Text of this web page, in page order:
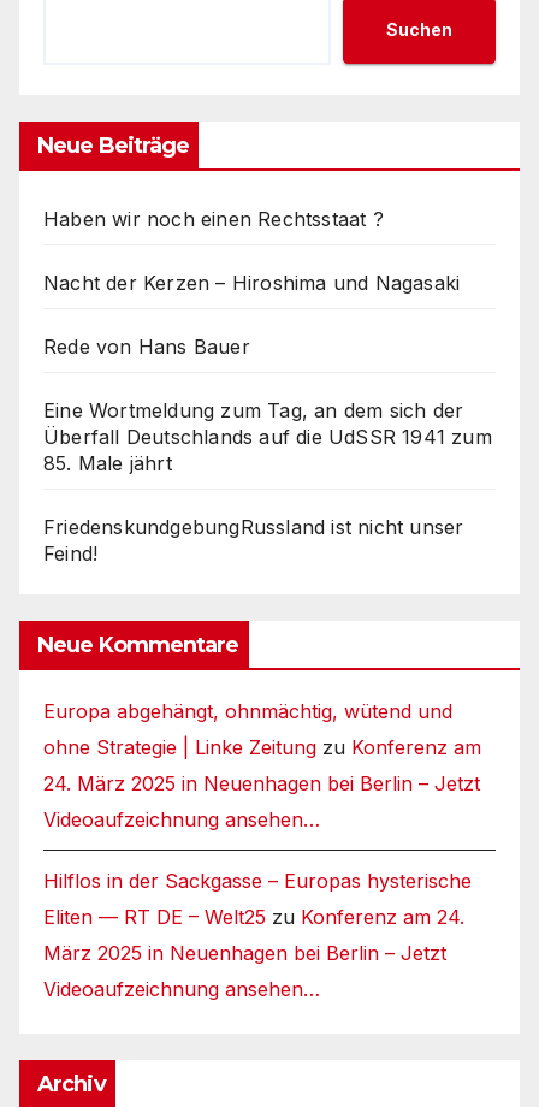
Suchen
Neue Beiträge
Haben wir noch einen Rechtsstaat ?
Nacht der Kerzen – Hiroshima und Nagasaki
Rede von Hans Bauer
Eine Wortmeldung zum Tag, an dem sich der
Überfall Deutschlands auf die UdSSR 1941 zum
85. Male jährt
FriedenskundgebungRussland ist nicht unser
Feind!
Neue Kommentare
Europa abgehängt, ohnmächtig, wütend und
ohne Strategie | Linke Zeitung zu Konferenz am
24. März 2025 in Neuenhagen bei Berlin – Jetzt
Videoaufzeichnung ansehen…
Hilflos in der Sackgasse – Europas hysterische
Eliten — RT DE – Welt25 zu Konferenz am 24.
März 2025 in Neuenhagen bei Berlin – Jetzt
Videoaufzeichnung ansehen…
Archiv